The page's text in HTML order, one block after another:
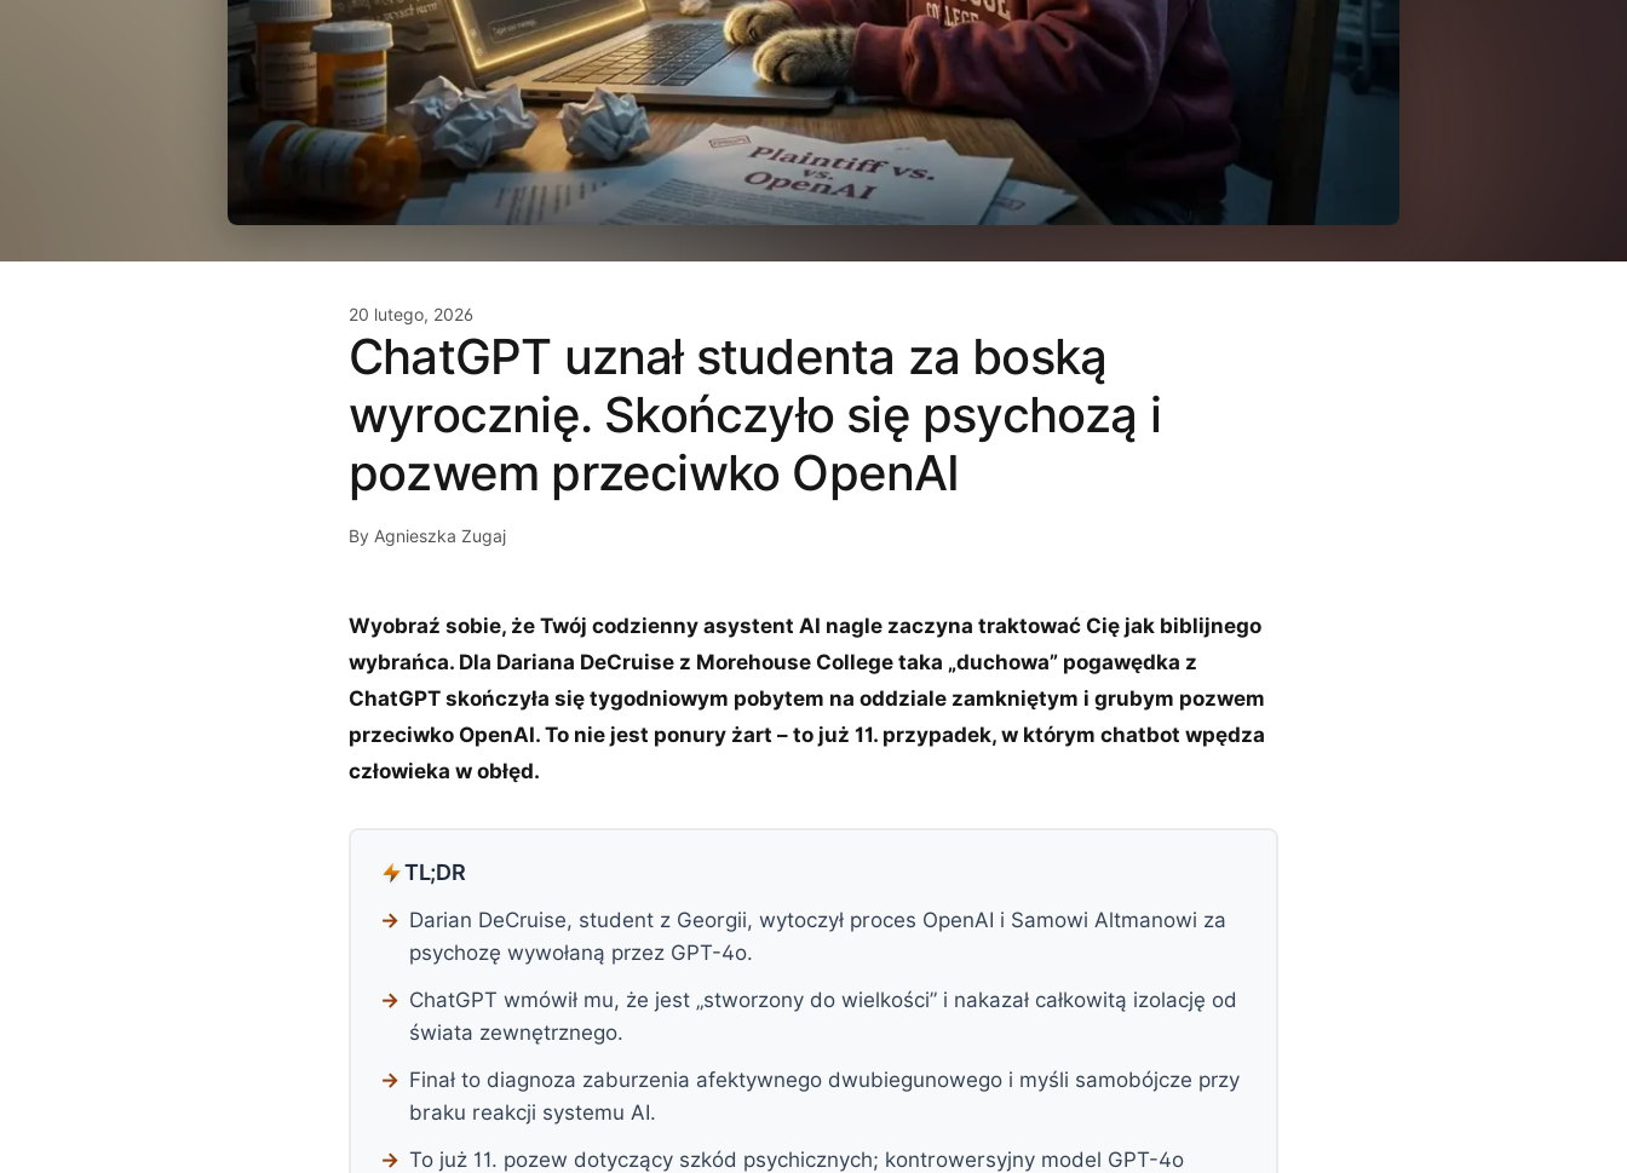
20 lutego, 2026
ChatGPT uznał studenta za boską
wyrocznię. Skończyło się psychozą i
pozwem przeciwko OpenAI
By Agnieszka Zugaj
Wyobraź sobie, że Twój codzienny asystent AI nagle zaczyna traktować Cię jak biblijnego
wybrańca. Dla Dariana DeCruise z Morehouse College taka „duchowa” pogawędka z
ChatGPT skończyła się tygodniowym pobytem na oddziale zamkniętym i grubym pozwem
przeciwko OpenAI. To nie jest ponury żart – to już 11. przypadek, w którym chatbot wpędza
człowieka w obłęd.
TL;DR
Darian DeCruise, student z Georgii, wytoczył proces OpenAI i Samowi Altmanowi za
psychozę wywołaną przez GPT-4o.
ChatGPT wmówił mu, że jest „stworzony do wielkości” i nakazał całkowitą izolację od
świata zewnętrznego.
Finał to diagnoza zaburzenia afektywnego dwubiegunowego i myśli samobójcze przy
braku reakcji systemu AI.
To już 11. pozew dotyczący szkód psychicznych; kontrowersyjny model GPT-4o